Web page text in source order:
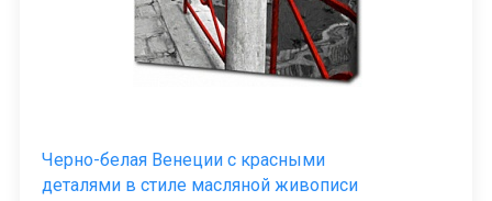
Черно-белая Венеции с красными
деталями в стиле масляной живописи